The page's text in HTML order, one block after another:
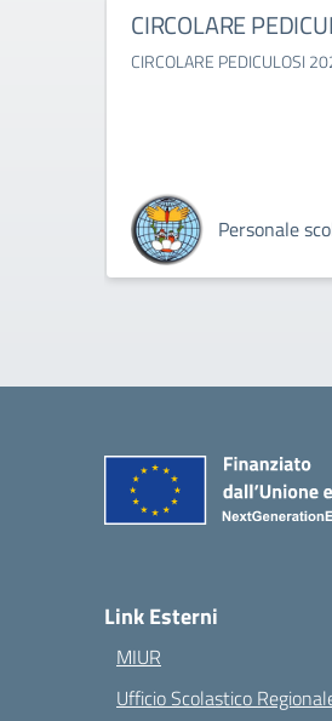
CIRCOLARE
CIRCOLARE PEDICULOSI
Personale
Link Esterni
MIUR
Ufficio Scolastico